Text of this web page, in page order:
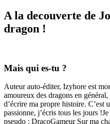
A la decouverte de
dragon !
Mais qui es-tu ?
Auteur auto-éditer, Izyhore est
amoureux des dragons en
d’écrire ma propre histoire. C’est
passionne, j’écris tous les jours !
pseudo : DracoGameur Sur ma